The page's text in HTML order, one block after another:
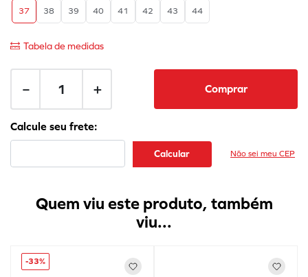
37 38 39 40 41 42 43 44
Tabela de medidas
＋
－ Comprar
Não sei meu CEP
Quem viu este produto, também
viu...
-33%